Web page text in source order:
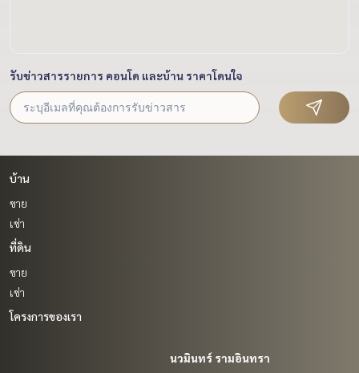
รับข่าวสารรายการ คอนโด และบ้าน ราคาโดนใจ
บ้าน
ขาย
เช่า
ที่ดิน
ขาย
เช่า
โครงการของเรา
นวมินทร์ รามอินทรา